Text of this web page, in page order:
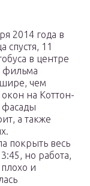
2014 года в
спустя, 11
в центре
фильма
шире, чем
на Коттон-
а также
покрыть весь
но работа,
и